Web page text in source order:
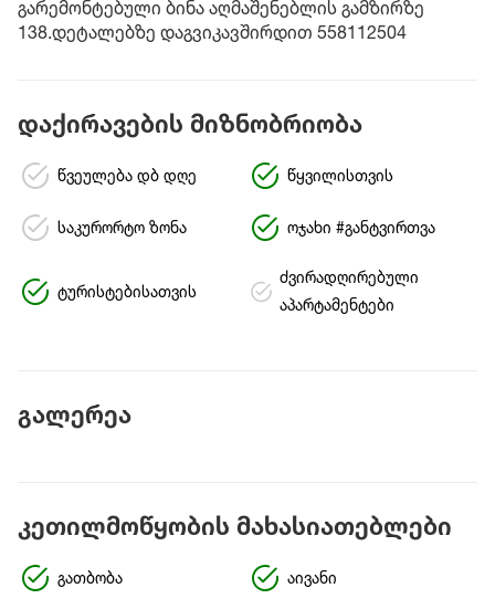
გარემონტებული ბინა აღმაშენებლის გამზირზე
138.დეტალებზე დაგვიკავშირდით 558112504
დაქირავების მიზნობრიობა
წვეულება დბ დღე წყვილისთვის
საკურორტო ზონა ოჯახი #განტვირთვა
ტურისტებისათვის
ძვირადღირებული
აპარტამენტები
გალერეა
კეთილმოწყობის მახასიათებლები
გათბობა აივანი